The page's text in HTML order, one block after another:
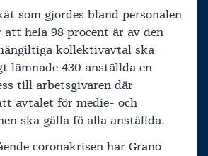
som gjordes bland personalen
hela 98 procent är av den
kollektivavtal ska
lämnade 430 anställda en
till arbetsgivaren där
avtalet för medie- och
ska gälla fö alla anställda.
coronakrisen har Grano